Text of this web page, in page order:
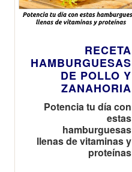
RECETA
HAMBURGUESAS
DE POLLO Y
ZANAHORIA
Potencia tu día con
estas
hamburguesas
llenas de vitaminas y
proteínas